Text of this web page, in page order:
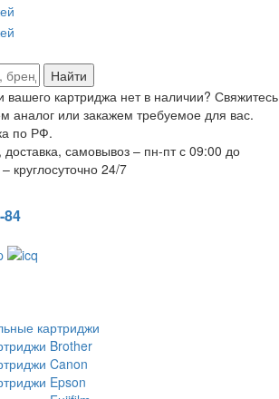
картриджа нет в наличии? Свяжитесь
аналог или закажем требуемое для вас.
по РФ.
самовывоз – пн-пт с 09:00 до
круглосуточно 24/7
84
картриджи
Brother
Canon
Epson